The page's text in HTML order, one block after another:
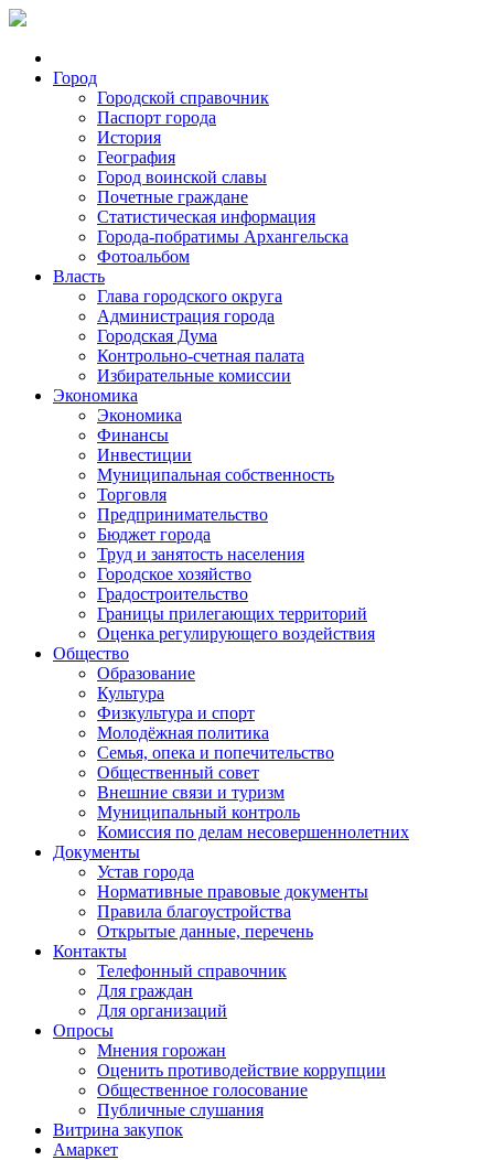
Город
Городской справочник
Паспорт города
История
География
Город воинской славы
Почетные граждане
Статистическая информация
Города-побратимы Архангельска
Фотоальбом
Власть
Глава городского округа
Администрация города
Городская Дума
Контрольно-счетная палата
Избирательные комиссии
Экономика
Экономика
Финансы
Инвестиции
Муниципальная собственность
Торговля
Предпринимательство
Бюджет города
Труд и занятость населения
Городское хозяйство
Градостроительство
Границы прилегающих территорий
Оценка регулирующего воздействия
Общество
Образование
Культура
Физкультура и спорт
Молодёжная политика
Семья, опека и попечительство
Общественный совет
Внешние связи и туризм
Муниципальный контроль
Комиссия по делам несовершеннолетних
Документы
Устав города
Нормативные правовые документы
Правила благоустройства
Открытые данные, перечень
Контакты
Телефонный справочник
Для граждан
Для организаций
Опросы
Мнения горожан
Оценить противодействие коррупции
Общественное голосование
Публичные слушания
Витрина закупок
Амаркет